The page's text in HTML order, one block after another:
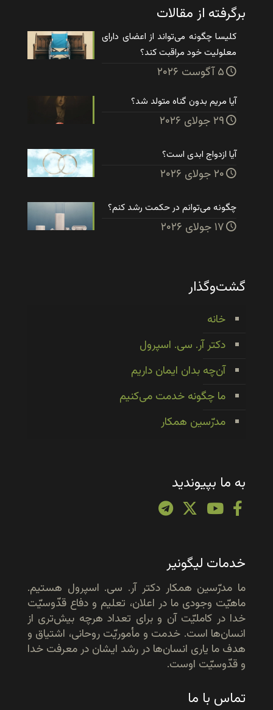
برگرفته از مقالات
کلیسا چگونه می‌تواند از اعضای دارای
معلولیت خود مراقبت کند؟
۵ آگوست ۲۰۲۶
آیا مریم بدون گناه متولد شد؟
۲۹ جولای ۲۰۲۶
آیا ازدواج ابدی است؟
۲۰ جولای ۲۰۲۶
چگونه می‌توانم در حکمت رشد کنم؟
۱۷ جولای ۲۰۲۶
گشت‌وگذار
خانه
دکتر آر. سی. اسپرول
آن‌چه بدان ایمان داریم
ما چگونه خدمت می‌کنیم
مدرّسین همکار
به ما بپیوندید
خدمات لیگونیر
ما مدرّسین همکار دکتر آر. سی. اسپرول هستیم.
ماهیّت وجودی ما در اعلان، تعلیم و دفاع قدّوسیّت
خدا در کاملیّت آن و برای تعداد هرچه بیش‌تری از
انسان‌ها است. خدمت و مأموریّت روحانی، اشتیاق و
هدف ما یاری انسان‌ها در رشد ایشان در معرفت خدا
و قدّوسیّت اوست.
تماس با ما